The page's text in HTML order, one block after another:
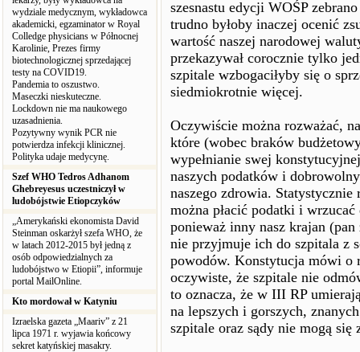
wydziale medycznym, wykładowca
akademicki, egzaminator w Royal
Colledge physicians w Północnej
Karolinie, Prezes firmy
biotechnologicznej sprzedającej
testy na COVID19.
Pandemia to oszustwo.
Maseczki nieskuteczne.
Lockdown nie ma naukowego
uzasadnienia.
Pozytywny wynik PCR nie
potwierdza infekcji klinicznej.
Polityka udaje medycynę.
Szef WHO Tedros Adhanom
Ghebreyesus uczestniczył w
ludobójstwie Etiopczyków
„Amerykański ekonomista David
Steinman oskarżył szefa WHO, że
w latach 2012-2015 był jedną z
osób odpowiedzialnych za
ludobójstwo w Etiopii”, informuje
portal MailOnline.
Kto mordował w Katyniu
Izraelska gazeta „Maariv” z 21
lipca 1971 r. wyjawia końcowy
sekret katyńskiej masakry.
szesnastu edycji WOŚP
trudno byłoby inaczej ocenić
wartość naszej narodowej
przekazywał corocznie tylko
szpitale wzbogaciłyby się o
siedmiokrotnie więcej.
Oczywiście można rozważać,
które (wobec braków
wypełnianie swej
naszych podatków i
naszego zdrowia.
można płacić podatki i
ponieważ inny nasz krajan
nie przyjmuje ich do szpitala z
powodów. Konstytucja mówi o
oczywiste, że szpitale nie
to oznacza, że w III RP
na lepszych i gorszych,
szpitale oraz sądy nie mogą